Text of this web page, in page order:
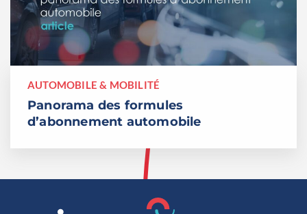
AUTOMOBILE & MOBILITÉ
Panorama des formules
d’abonnement automobile